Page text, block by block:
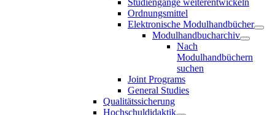
Ordnungsmittel
Elektronische Modulhandbücher
Modulhandbucharchiv
Nach
Modulhandbüchern
suchen
Joint Programs
General Studies
Qualitätssicherung
Hochschuldidaktik